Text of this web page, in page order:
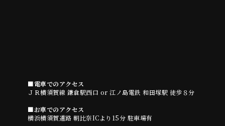
■電車でのアクセス
ＪＲ横須賀線 鎌倉駅西口 or 江ノ島電鉄 和田塚駅 徒歩８分
■お車でのアクセス
横浜横須賀道路 朝比奈ICより15分 駐車場有